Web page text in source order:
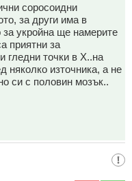
соросоидни
за други има в
за укройна ще намерите
приятни за
гледни точки в Х..на
няколко източника, а не
си с половин мозък..